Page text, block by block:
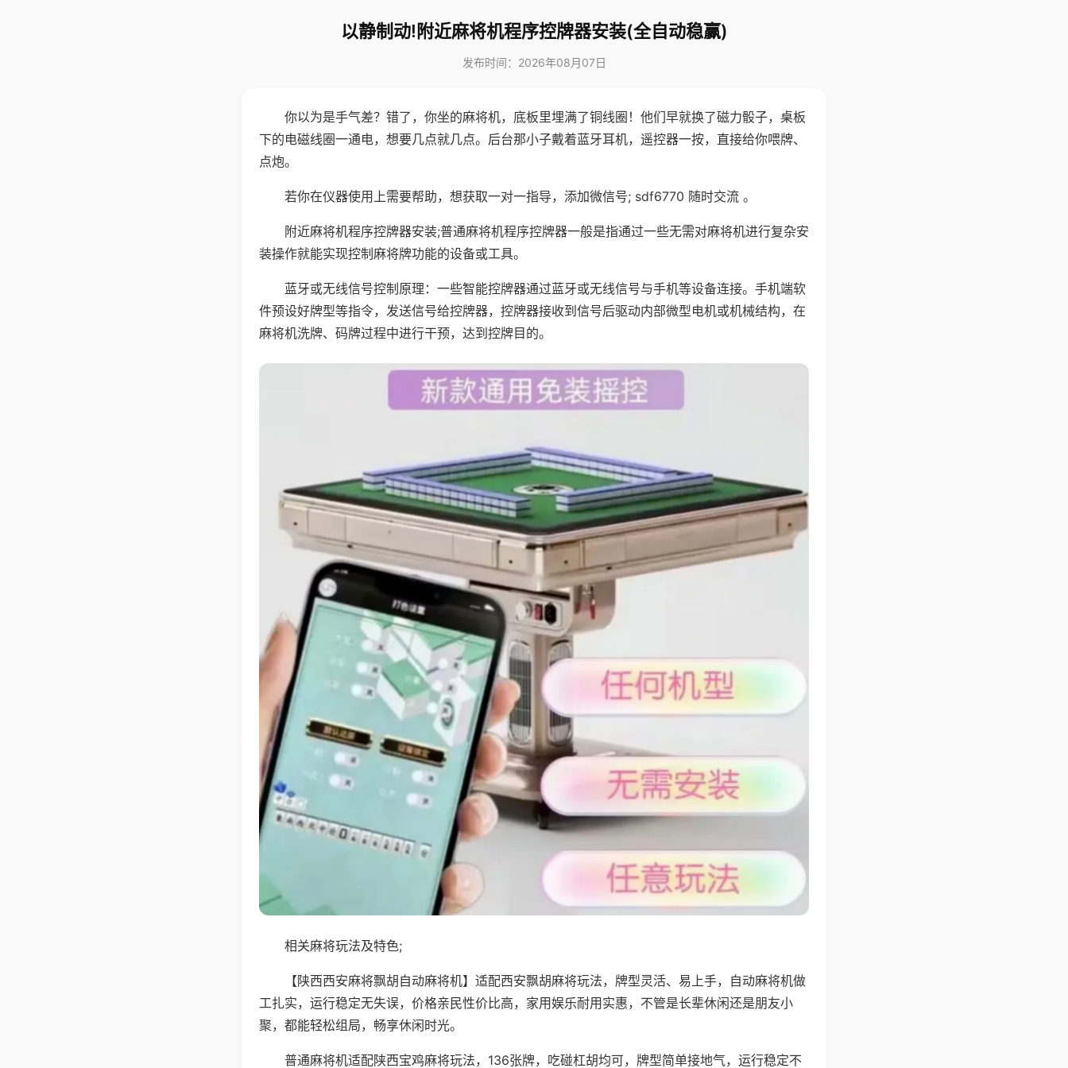
以静制动!附近麻将机程序控牌器安装(全自动稳赢)
发布时间：2026年08月07日
你以为是手气差？错了，你坐的麻将机，底板里埋满了铜线圈！他们早就换了磁力骰子，桌板
下的电磁线圈一通电，想要几点就几点。后台那小子戴着蓝牙耳机，遥控器一按，直接给你喂牌、
点炮。
若你在仪器使用上需要帮助，想获取一对一指导，添加微信号; sdf6770 随时交流 。
附近麻将机程序控牌器安装;普通麻将机程序控牌器一般是指通过一些无需对麻将机进行复杂安
装操作就能实现控制麻将牌功能的设备或工具。
蓝牙或无线信号控制原理：一些智能控牌器通过蓝牙或无线信号与手机等设备连接。手机端软
件预设好牌型等指令，发送信号给控牌器，控牌器接收到信号后驱动内部微型电机或机械结构，在
麻将机洗牌、码牌过程中进行干预，达到控牌目的。
相关麻将玩法及特色;
【陕西西安麻将飘胡自动麻将机】适配西安飘胡麻将玩法，牌型灵活、易上手，自动麻将机做
工扎实，运行稳定无失误，价格亲民性价比高，家用娱乐耐用实惠，不管是长辈休闲还是朋友小
聚，都能轻松组局，畅享休闲时光。
普通麻将机适配陕西宝鸡麻将玩法，136张牌，吃碰杠胡均可，牌型简单接地气，运行稳定不